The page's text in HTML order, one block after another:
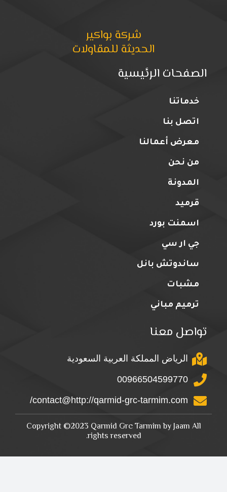
شركة بواكير
الحديثة للمقاولات
الصفحات الرئيسية
خدماتنا
اتصل بنا
معرض أعمالنا
من نحن
المدونة
قرميد
اسمنت بورد
جي ار سي
ساندوتش بانل
مشبات
ترميم مباني
تواصل معنا
الرياض المملكة العربية السعودية
00966504599770
contact@http://qarmid-grc-tarmim.com/
Copyright ©2023 Qarmid Grc Tarmim by Jaam All
rights reserved.